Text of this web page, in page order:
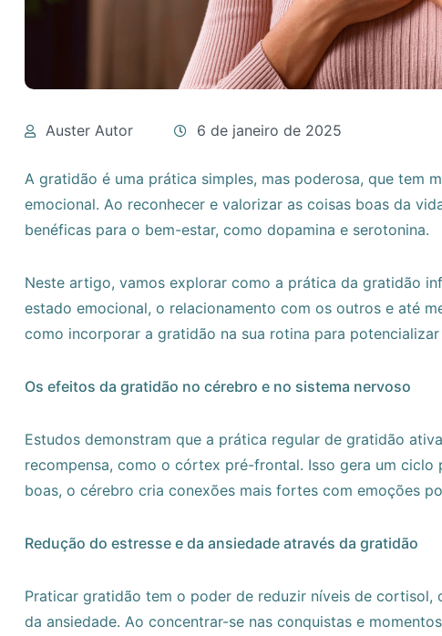
Auster Autor 6 de janeiro de 2025
A gratidão é uma prática simples, mas poderosa, que tem
emocional. Ao reconhecer e valorizar as coisas boas da
benéficas para o bem-estar, como dopamina e serotonina.
Neste artigo, vamos explorar como a prática da gratidão
estado emocional, o relacionamento com os outros e até
como incorporar a gratidão na sua rotina para potencializar
Os efeitos da gratidão no cérebro e no sistema nervoso
Estudos demonstram que a prática regular de gratidão
recompensa, como o córtex pré-frontal. Isso gera um
boas, o cérebro cria conexões mais fortes com emoções
Redução do estresse e da ansiedade através da gratidão
Praticar gratidão tem o poder de reduzir níveis de
da ansiedade. Ao concentrar-se nas conquistas e